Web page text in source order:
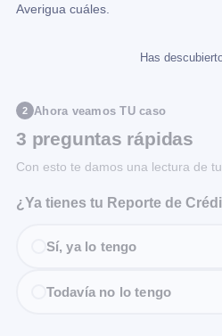
Averigua cuáles.
Has
2 Ahora veamos TU caso
3 preguntas rápidas
Con esto te damos una lectura de
¿Ya tienes tu Reporte de
Sí, ya lo tengo
Todavía no lo tengo